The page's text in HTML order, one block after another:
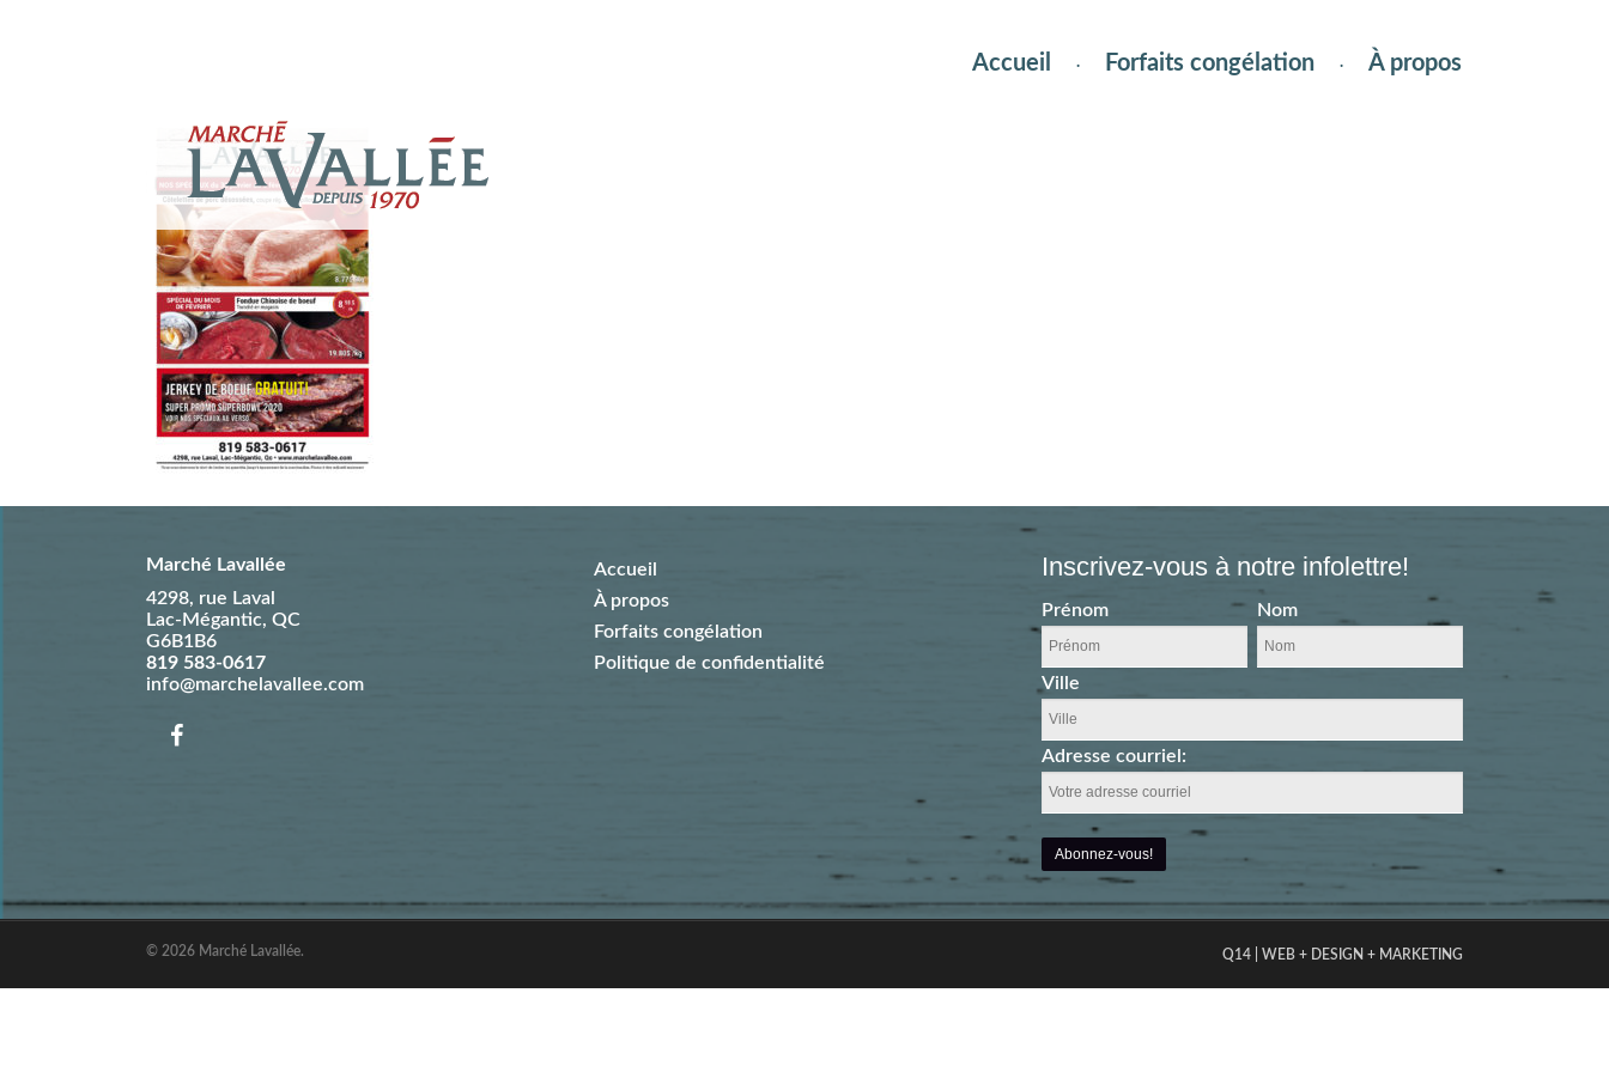
Accueil Forfaits congélation À propos
Marché Lavallée
4298, rue Laval
Lac-Mégantic, QC
G6B1B6
819 583-0617
info@marchelavallee.com
Accueil
À propos
Forfaits congélation
Politique de confidentialité
Inscrivez-vous à notre infolettre!
Prénom Nom
Ville
Adresse courriel:
© 2026 Marché Lavallée. Q14 | WEB + DESIGN + MARKETING